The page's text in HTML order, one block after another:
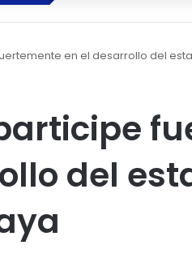
en el desarrollo del
del